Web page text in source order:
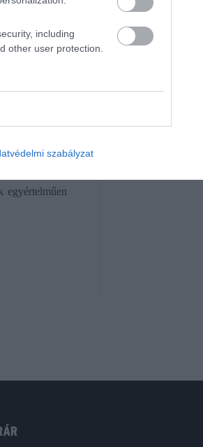
including
other user protection.
szabályzat
egyben
az évszázad
érintheti a
áradások az
dollárnyi
egyértelműen